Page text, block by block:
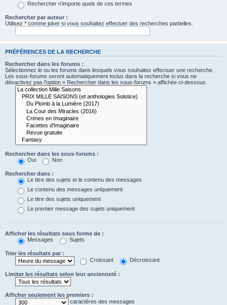
Rechercher n’importe quels de ces termes
Rechercher par auteur :
Utilisez * comme joker si vous souhaitez effectuer des recherches partielles.
PRÉFÉRENCES DE LA RECHERCHE
Rechercher dans les forums :
Sélectionnez le ou les forums dans lesquels vous souhaitez effectuer une recherche.
Les sous-forums seront automatiquement inclus dans la recherche si vous ne
désactivez pas l’option « Rechercher dans les sous-forums » affichée ci-dessous.
Rechercher dans les sous-forums :
Oui
Non
Rechercher dans :
Le titre des sujets et le contenu des messages
Le contenu des messages uniquement
Le titre des sujets uniquement
Le premier message des sujets uniquement
Afficher les résultats sous forme de :
Messages
Sujets
Trier les résultats par :
Croissant
Décroissant
Limiter les résultats selon leur ancienneté :
Afficher seulement les premiers :
caractères des messages